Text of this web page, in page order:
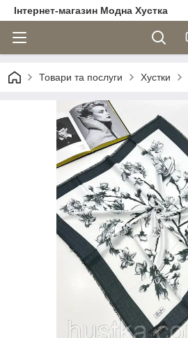
Інтернет-магазин Модна Хустка
Товари та послуги Хустки